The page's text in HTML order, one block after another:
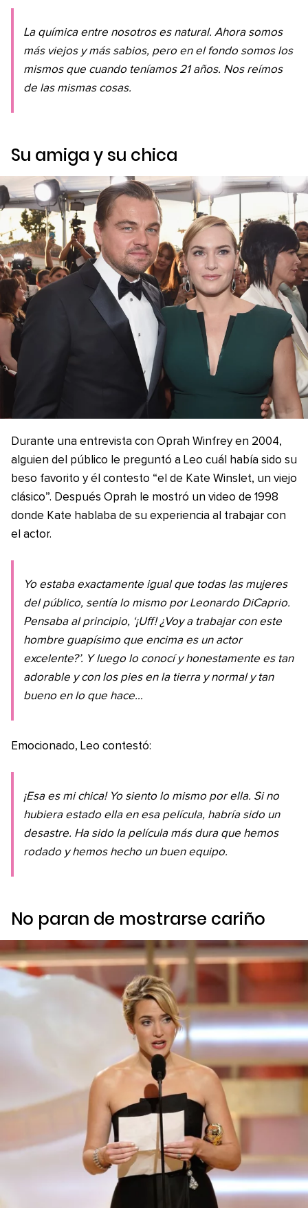
La química entre nosotros es natural. Ahora somos
más viejos y más sabios, pero en el fondo somos los
mismos que cuando teníamos 21 años. Nos reímos
de las mismas cosas.
Su amiga y su chica
Durante una entrevista con Oprah Winfrey en 2004,
alguien del público le preguntó a Leo cuál había sido su
beso favorito y él contesto “el de Kate Winslet, un viejo
clásico”. Después Oprah le mostró un video de 1998
donde Kate hablaba de su experiencia al trabajar con
el actor.
Yo estaba exactamente igual que todas las mujeres
del público, sentía lo mismo por Leonardo DiCaprio.
Pensaba al principio, ‘¡Uff! ¿Voy a trabajar con este
hombre guapísimo que encima es un actor
excelente?’. Y luego lo conocí y honestamente es tan
adorable y con los pies en la tierra y normal y tan
bueno en lo que hace…
Emocionado, Leo contestó:
¡Esa es mi chica! Yo siento lo mismo por ella. Si no
hubiera estado ella en esa película, habría sido un
desastre. Ha sido la película más dura que hemos
rodado y hemos hecho un buen equipo.
No paran de mostrarse cariño